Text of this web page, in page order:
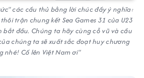
các cầu thủ bằng lời chúc đầy ý nghĩa:
trận chung kết Sea Games 31 của U23
bắt đầu. Chúng ta hãy cùng cỗ vũ và cầu
chúng ta sẽ xuất sắc đoạt huy chương
nhé! Cố lên Việt Nam ơi"